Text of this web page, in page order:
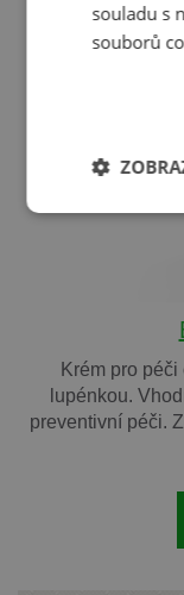
Krém pro
lupénkou.
preventivní péči.
souladu s
souborů